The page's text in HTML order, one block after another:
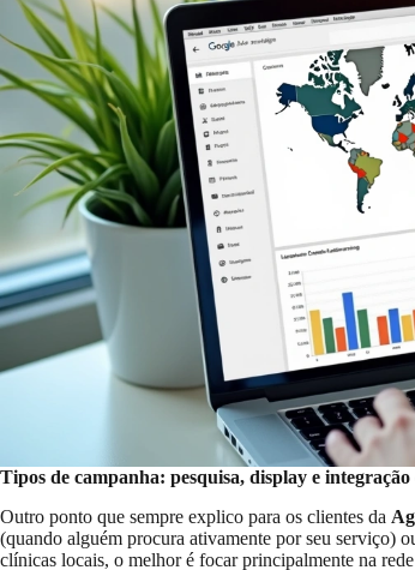
Tipos de campanha: pesquisa, display e
Outro ponto que sempre explico para os clientes da
(quando alguém procura ativamente por seu serviço)
clínicas locais, o melhor é focar principalmente na